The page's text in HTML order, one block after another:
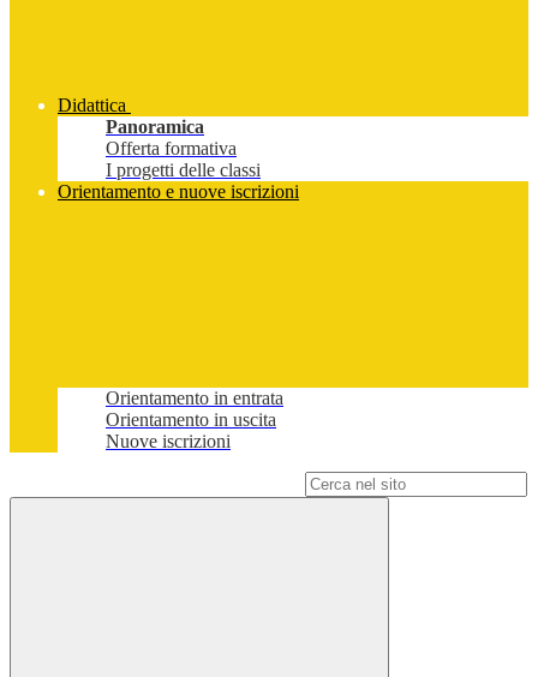
Didattica
Panoramica
Offerta formativa
I progetti delle classi
Orientamento e nuove iscrizioni
Orientamento in entrata
Orientamento in uscita
Nuove iscrizioni